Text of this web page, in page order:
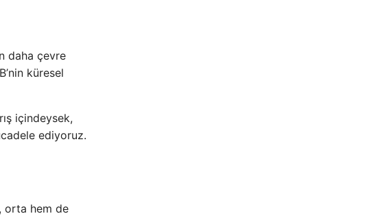
daha çevre
küresel
içindeysek,
ediyoruz.
orta hem de